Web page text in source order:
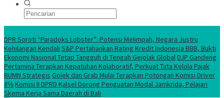
DPR Soroti “Paradoks Lobster”: Potensi Melimpah, Negara Justru
Kehilangan Kendali S&P Pertahankan Rating Kredit Indonesia BBB, Bukti
Ekonomi Nasional Tetap Tangguh di Tengah Gejolak GlobalDJP Gandeng
Pertamina Terapkan Kepatuhan Kolaboratif, Perkuat Tata Kelola Pajak
BUMN Strategis Gojek dan Grab Mulai Terapkan Potongan Komisi Driver
8℅Komisi II DPRD Kalsel Dorong Penguatan Modal Jamkrida, Pelajari
Skema Kerja Sama Daerah di Bali